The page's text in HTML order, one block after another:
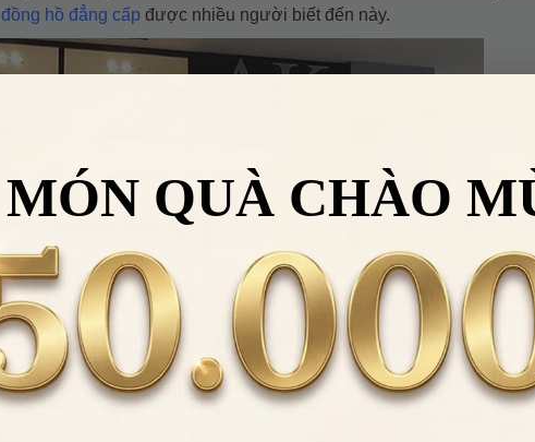
VUA HÀNG HIỆU
NhậpVHHWATCH0662để giảm
50.000đcho đơn hàng giá trị từ
2.000.000đ
Áp dụng cho sản phẩm danh mục
Đồng
hồ
đồng hồ đẳng cấp được nhiều người biết đến này.
MÓN QUÀ CHÀO